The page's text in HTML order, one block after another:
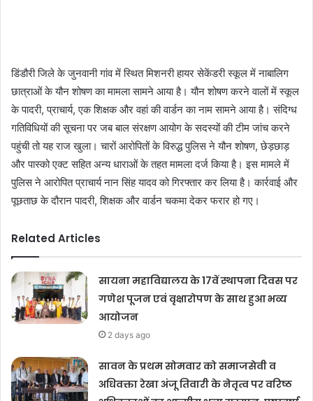
डिंडौरी जिले के जुनवानी गांव में स्थित मिशनरी हायर सेकेंडरी स्कूल में नाबालिग
छात्राओं के यौन शोषण का मामला सामने आया है। यौन शोषण करने वालों में स्कूल
के पादरी, प्राचार्य, एक शिक्षक और वहां की वार्डन का नाम सामने आया है। संदिग्ध
गतिविधियों की सूचना पर जब बाल संरक्षण आयोग के सदस्यों की टीम जांच करने
पहुंची तो यह राज खुला। चारों आरोपितों के विरुद्ध पुलिस ने यौन शोषण, छेड़छाड़
और पास्को एक्ट सहित अन्य धाराओं के तहत मामला दर्ज किया है। इस मामले में
पुलिस ने आरोपित प्राचार्य नान सिंह यादव को गिरफ्तार कर लिया है। कार्रवाई और
पूछताछ के दौरान पादरी, शिक्षक और वार्डन चकमा देकर फरार हो गए।
Related Articles
सायना महाविद्यालय के 17वें स्थापना दिवस पर
गणेश पूजन एवं वृक्षारोपण के साथ हुआ भव्य
आयोजन
2 days ago
सावन के प्रथम सोमवार को समाजसेवी व
अधिवक्ता रेखा अंजू तिवारी के नेतृत्व पर वरिष्ठ